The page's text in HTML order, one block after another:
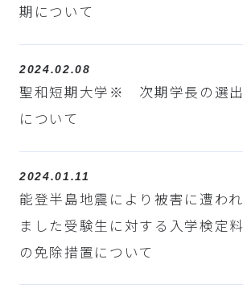
期について
2024.02.08
聖和短期大学※ 次期学長の選出
について
2024.01.11
能登半島地震により被害に遭われ
ました受験生に対する入学検定料
の免除措置について